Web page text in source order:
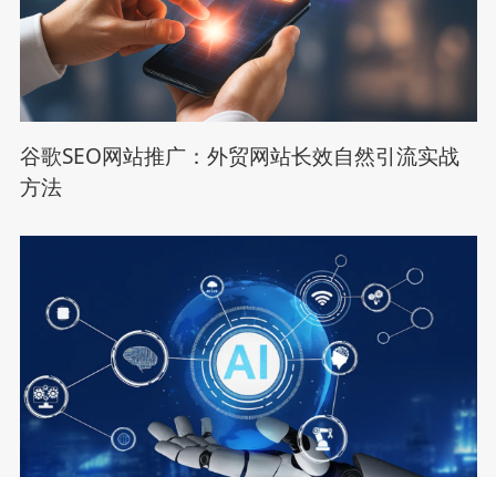
谷歌SEO网站推广：外贸网站长效自然引流实战
方法